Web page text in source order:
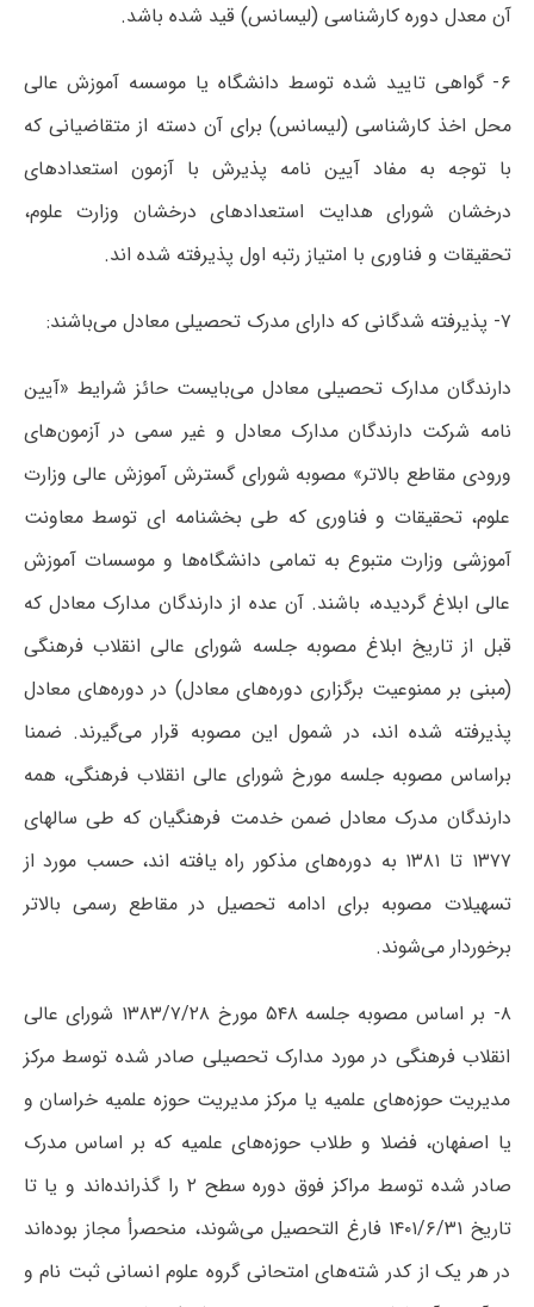
آن معدل دوره کارشناسی (لیسانس) قید شده باشد.
۶- گواهی تایید شده توسط دانشگاه یا موسسه آموزش عالی
محل اخذ کارشناسی (لیسانس) برای آن دسته از متقاضیانی که
با توجه به مفاد آیین نامه پذیرش با آزمون استعدادهای
درخشان شورای هدایت استعدادهای درخشان وزارت علوم،
تحقیقات و فناوری با امتیاز رتبه اول پذیرفته شده اند.
۷- پذیرفته شدگانی که دارای مدرک تحصیلی معادل می‌باشند:
دارندگان مدارک تحصیلی معادل می‌بایست حائز شرایط «آیین
نامه شرکت دارندگان مدارک معادل و غیر سمی در آزمون‌های
ورودی مقاطع بالاتر» مصوبه شورای گسترش آموزش عالی وزارت
علوم، تحقیقات و فناوری که طی بخشنامه ای توسط معاونت
آموزشی وزارت متبوع به تمامی دانشگاه‌ها و موسسات آموزش
عالی ابلاغ گردیده، باشند. آن عده از دارندگان مدارک معادل که
قبل از تاریخ ابلاغ مصوبه جلسه شورای عالی انقلاب فرهنگی
(مبنی بر ممنوعیت برگزاری دوره‌های معادل) در دوره‌های معادل
پذیرفته شده اند، در شمول این مصوبه قرار می‌گیرند. ضمنا
براساس مصوبه جلسه مورخ شورای عالی انقلاب فرهنگی، همه
دارندگان مدرک معادل ضمن خدمت فرهنگیان که طی سالهای
۱۳۷۷ تا ۱۳۸۱ به دوره‌های مذکور راه یافته اند، حسب مورد از
تسهیلات مصوبه برای ادامه تحصیل در مقاطع رسمی بالاتر
برخوردار می‌شوند.
۸- بر اساس مصوبه جلسه ۵۴۸ مورخ ۱۳۸۳/۷/۲۸ شورای عالی
انقلاب فرهنگی در مورد مدارک تحصیلی صادر شده توسط مرکز
مدیریت حوزه‌های علمیه یا مرکز مدیریت حوزه علمیه خراسان و
یا اصفهان، فضلا و طلاب حوزه‌های علمیه که بر اساس مدرک
صادر شده توسط مراکز فوق دوره سطح ۲ را گذرانده‌اند و یا تا
تاریخ ۱۴۰۱/۶/۳۱ فارغ التحصیل می‌شوند، منحصرأ مجاز بوده‌اند
در هر یک از کدر شته‌های امتحانی گروه علوم انسانی ثبت نام و